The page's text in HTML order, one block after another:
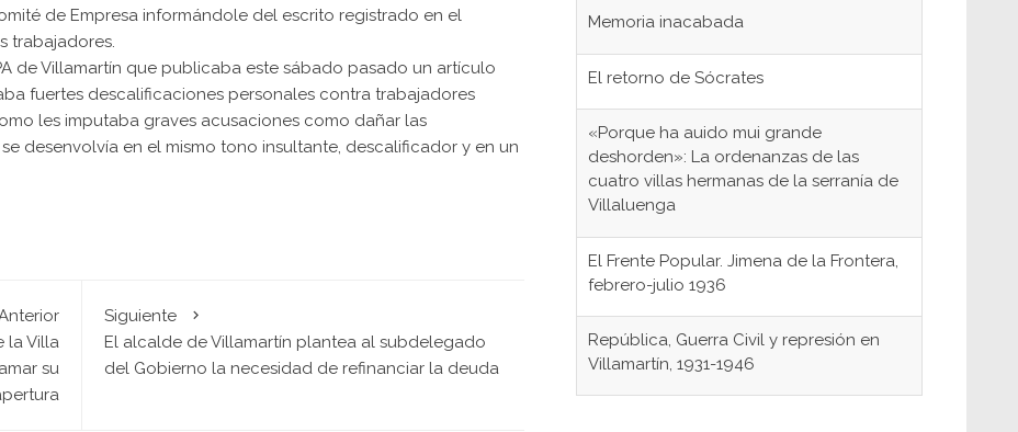
de Empresa informándole del escrito registrado en el
trabajadores.
de Villamartín que publicaba este sábado pasado un artículo
fuertes descalificaciones personales contra trabajadores
les imputaba graves acusaciones como dañar las
desenvolvía en el mismo tono insultante, descalificador y en un
la Villa
su
Siguiente
El alcalde de Villamartín plantea al subdelegado
del Gobierno la necesidad de refinanciar la deuda
Memoria inacabada
El retorno de Sócrates
«Porque ha auido mui grande
deshorden»: La ordenanzas de las
cuatro villas hermanas de la serranía de
Villaluenga
El Frente Popular. Jimena de la Frontera,
febrero-julio 1936
República, Guerra Civil y represión en
Villamartín, 1931-1946